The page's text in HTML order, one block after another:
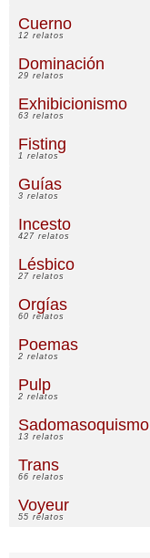
Cuerno
12 relatos
Dominación
29 relatos
Exhibicionismo
63 relatos
Fisting
1 relatos
Guías
3 relatos
Incesto
427 relatos
Lésbico
27 relatos
Orgías
60 relatos
Poemas
2 relatos
Pulp
2 relatos
Sadomasoquismo
13 relatos
Trans
66 relatos
Voyeur
55 relatos